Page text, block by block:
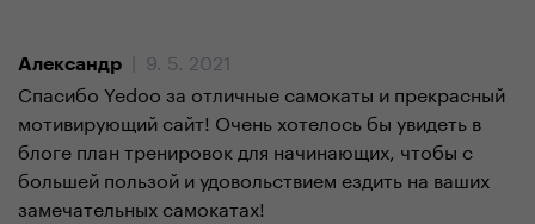
Александр
| 9. 5. 2021
Спасибо Yedoo за отличные самокаты и прекрасный
мотивирующий сайт! Очень хотелось бы увидеть в
блоге план тренировок для начинающих, чтобы с
большей пользой и удовольствием ездить на ваших
замечательных самокатах!